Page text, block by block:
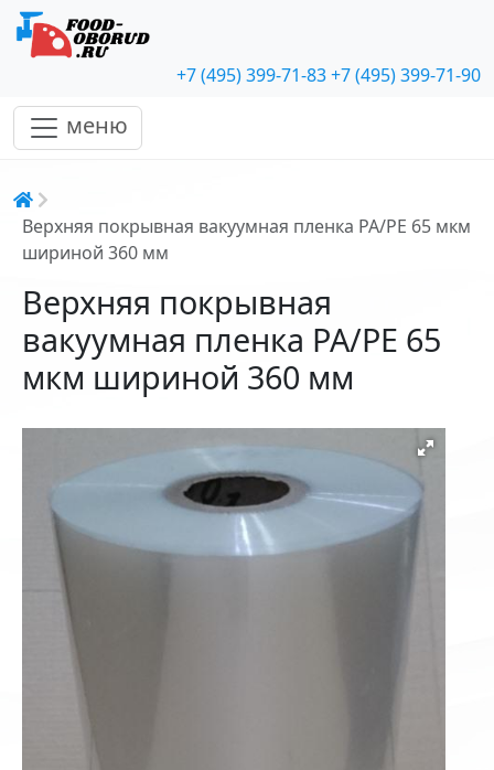
+7 (495) 399-71-83+7 (495) 399-71-90
меню
Строка навигации
Верхняя покрывная вакуумная пленка PA/PE 65 мкм
шириной 360 мм
Верхняя покрывная
вакуумная пленка PA/PE 65
мкм шириной 360 мм